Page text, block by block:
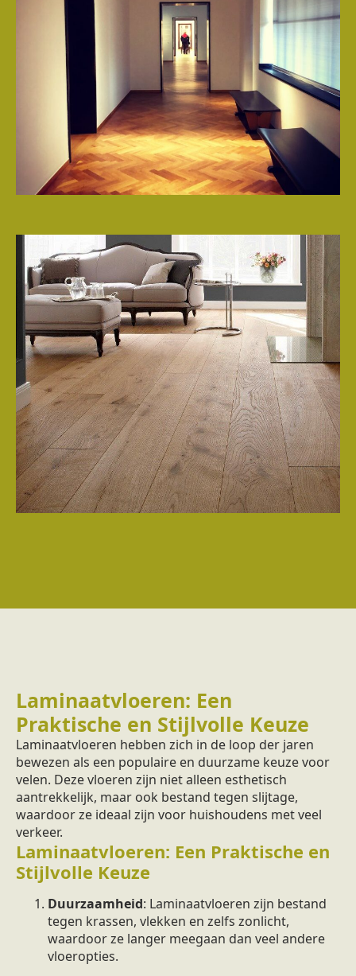
Laminaatvloeren: Een
Praktische en Stijlvolle Keuze
Laminaatvloeren hebben zich in de loop der jaren
bewezen als een populaire en duurzame keuze voor
velen. Deze vloeren zijn niet alleen esthetisch
aantrekkelijk, maar ook bestand tegen slijtage,
waardoor ze ideaal zijn voor huishoudens met veel
verkeer.
Laminaatvloeren: Een Praktische en
Stijlvolle Keuze
Duurzaamheid: Laminaatvloeren zijn bestand
tegen krassen, vlekken en zelfs zonlicht,
waardoor ze langer meegaan dan veel andere
vloeropties.